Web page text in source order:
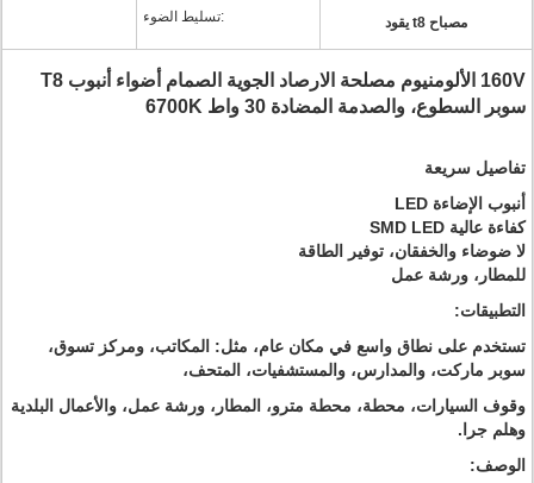
تسليط الضوء: يقود t8 مصباح
160V الألومنيوم مصلحة الارصاد الجوية الصمام أضواء أنبوب T8
سوبر السطوع، والصدمة المضادة 30 واط 6700K
تفاصيل سريعة
أنبوب الإضاءة LED
كفاءة عالية SMD LED
لا ضوضاء والخفقان، توفير الطاقة
للمطار، ورشة عمل
التطبيقات:
تستخدم على نطاق واسع في مكان عام، مثل: المكاتب، ومركز تسوق،
سوبر ماركت، والمدارس، والمستشفيات، المتحف،
وقوف السيارات، محطة، محطة مترو، المطار، ورشة عمل، والأعمال البلدية
وهلم جرا.
الوصف: